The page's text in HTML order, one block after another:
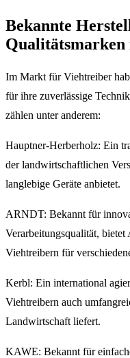
Bekannte
Im Markt für Viehtreiber
für ihre zuverlässige
zählen unter anderem:
Hauptner-Herberholz: Ein
der landwirtschaftlichen
langlebige Geräte anbietet.
ARNDT: Bekannt für
Verarbeitungsqualität,
Viehtreibern für
Kerbl: Ein international
Viehtreibern auch
Landwirtschaft liefert.
KAWE: Bekannt für